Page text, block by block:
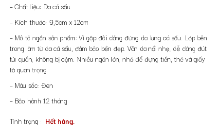
– Chất liệu: Da cá sấu
– Kích thước: 9,5cm x 12cm
– Mô tả ngắn sản phẩm: Ví gập đôi dáng đứng da lưng cá sấu. Lớp bên
trong làm từ da cá sấu, đảm bảo bền đẹp. Vân da nổi nhẹ, dễ dàng đút
túi quần, không bị cộm. Nhiều ngăn lớn, nhỏ để đựng tiền, thẻ và giấy
tờ quan trọng
– Màu sắc: Đen
– Bảo hành 12 tháng
Tình trạng
Hết hàng.